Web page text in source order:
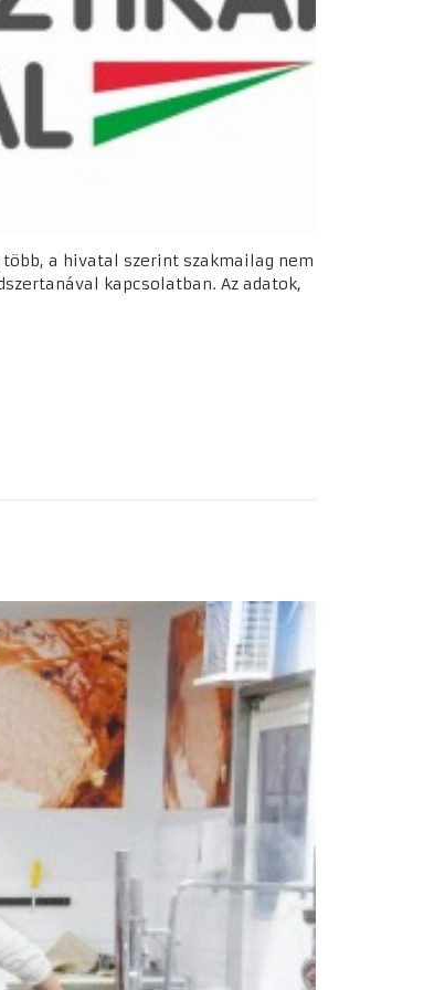
a hivatal szerint szakmailag nem
kapcsolatban. Az adatok,